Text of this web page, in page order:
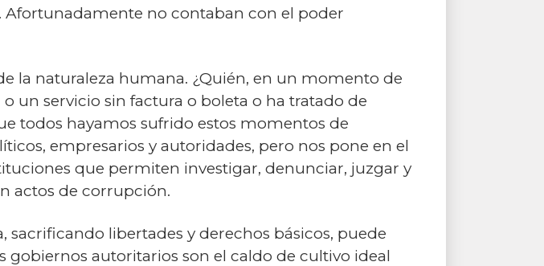
no contaban con el poder
la naturaleza humana. ¿Quién, en un momento de
un servicio sin factura o boleta o ha tratado de
todos hayamos sufrido estos momentos de
empresarios y autoridades, pero nos pone en el
que permiten investigar, denunciar, juzgar y
actos de corrupción.
libertades y derechos básicos, puede
autoritarios son el caldo de cultivo ideal